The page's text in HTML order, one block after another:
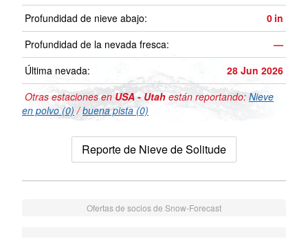
Profundidad de nieve abajo:
0 in
Profundidad de la nevada fresca:
—
Última nevada:
28 Jun 2026
Otras estaciones enUSA - Utah están reportando: Nieve
en polvo (0) /buena pista (0)
Reporte de Nieve de Solitude
Ofertas de socios de Snow-Forecast